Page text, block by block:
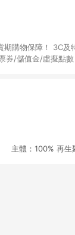
！ 3C及特殊商品回饋
券/儲值金/虛擬點
商品：商品賣場
：100% 再